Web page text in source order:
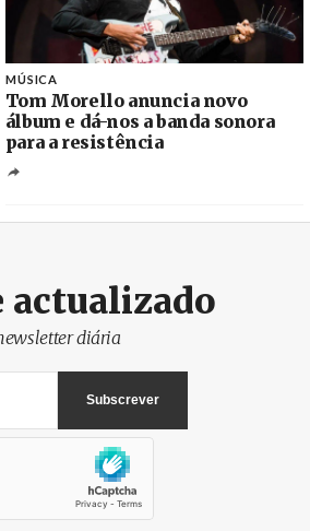
MÚSICA
Tom Morello anuncia novo
álbum e dá-nos a banda sonora
para a resistência
diária